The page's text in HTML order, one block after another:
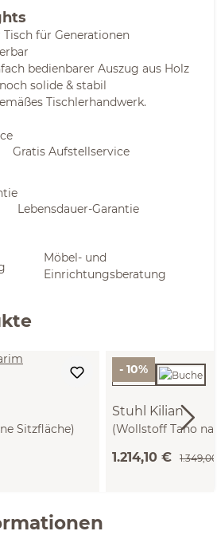
für Generationen
bedienbarer Auszug aus Holz
solide & stabil
Tischlerhandwerk.
Gratis Aufstellservice
Lebensdauer-Garantie
Möbel- und
Einrichtungsberatung
Sitzfläche)
- 10%
Stuhl Kilian
(Wollstoff Tano
1.214,10 €